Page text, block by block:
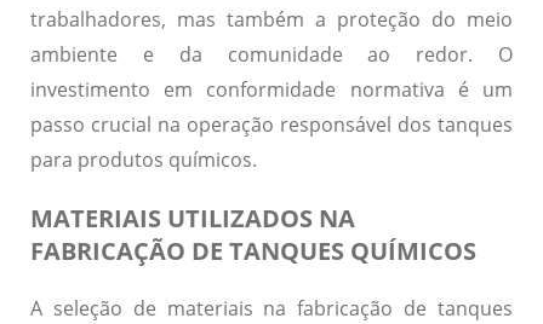
trabalhadores, mas também a proteção do meio
ambiente e da comunidade ao redor. O
investimento em conformidade normativa é um
passo crucial na operação responsável dos tanques
para produtos químicos.
MATERIAIS UTILIZADOS NA
FABRICAÇÃO DE TANQUES QUÍMICOS
A seleção de materiais na fabricação de tanques